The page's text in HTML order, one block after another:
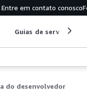
Entre em contato conosco
Guias de serviço
do desenvolvedor